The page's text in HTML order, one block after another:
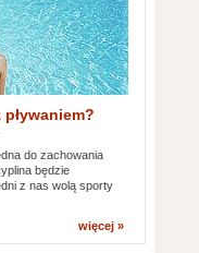
do zachowania
będzie
z nas wolą sporty
więcej »